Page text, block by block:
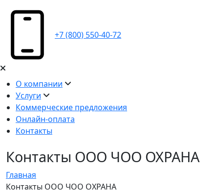
+7 (800) 550-40-72
О компании
Услуги
Коммерческие предложения
Онлайн-оплата
Контакты
Контакты ООО ЧОО ОХРАНА
Главная
Контакты ООО ЧОО ОХРАНА